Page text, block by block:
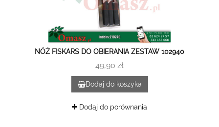
NÓŻ FISKARS DO OBIERANIA ZESTAW 102940
49,90 zł
Dodaj do koszyka
Dodaj do porównania